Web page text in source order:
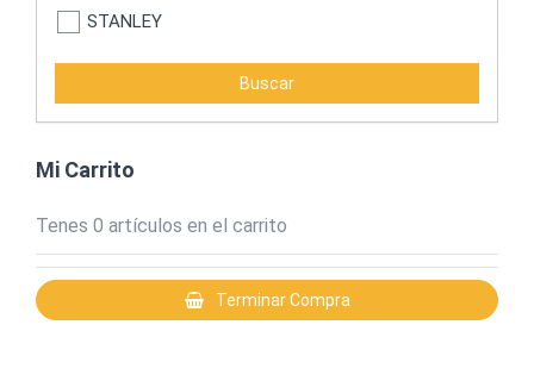
STANLEY
STRONGER
MOTOMEL
Bremen
BLACK & DECKER
Mi Carrito
Tenes 0 artículos en el carrito
Terminar Compra